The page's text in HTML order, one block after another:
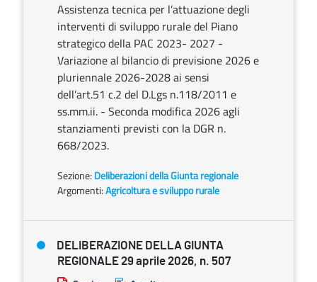
Assistenza tecnica per l’attuazione degli
interventi di sviluppo rurale del Piano
strategico della PAC 2023- 2027 -
Variazione al bilancio di previsione 2026 e
pluriennale 2026-2028 ai sensi
dell’art.51 c.2 del D.Lgs n.118/2011 e
ss.mm.ii. - Seconda modifica 2026 agli
stanziamenti previsti con la DGR n.
668/2023.
Sezione: Deliberazioni della Giunta regionale
Argomenti:Agricoltura e sviluppo rurale
DELIBERAZIONE DELLA GIUNTA
REGIONALE 29 aprile 2026, n. 507